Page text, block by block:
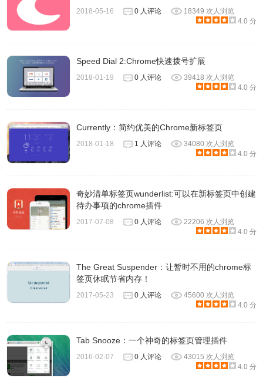
2018-05-16 0 人评论
18349 次人浏览
4.0 分
Speed Dial 2:Chrome快速拨号扩展
2018-01-19 0 人评论
39418 次人浏览
4.0 分
Currently：简约优美的Chrome新标签页
2018-01-18 1 人评论
34080 次人浏览
4.0 分
奇妙清单标签页wunderlist:可以在新标签页中创建
待办事项的chrome插件
2017-07-08 0 人评论
22206 次人浏览
4.0 分
The Great Suspender：让暂时不用的chrome标
签页休眠节省内存！
2017-05-23 0 人评论
45600 次人浏览
4.0 分
Tab Snooze：一个神奇的标签页管理插件
2016-02-07 0 人评论
43015 次人浏览
4.0 分